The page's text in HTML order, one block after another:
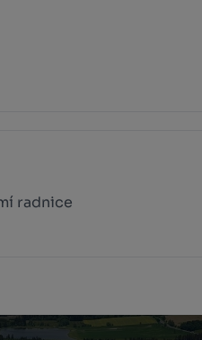
radnice